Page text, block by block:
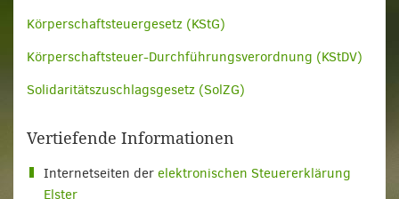
Körperschaftsteuergesetz (KStG)
Körperschaftsteuer-Durchführungsverordnung (KStDV)
Solidaritätszuschlagsgesetz (SolZG)
Vertiefende Informationen
Internetseiten der elektronischen Steuererklärung
Elster